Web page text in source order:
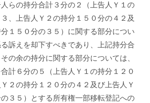
らの持分合計３分の２（上告人Ｙ１の
、上告人Ｙ２の持分１５０分の４２及
１５０分の３５）に関する部分につい
訴えを却下すべきであり、上記持分合
の余の持分に関する部分については、
合計６分の５（上告人Ｙ１の持分１２０
２の持分１２０分の４２及び上告人Ｙ
３５）とする所有権一部移転登記への